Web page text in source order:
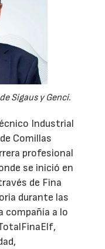
Sigaus y Genci.
Industrial
Comillas
profesional
se inició en
de Fina
durante las
compañía a lo